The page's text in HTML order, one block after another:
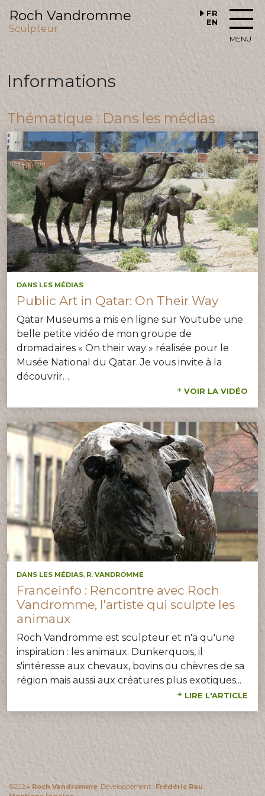
MENU
FR
EN
Roch Vandromme
Sculpteur
Informations
Thématique : Dans les médias
DANS LES MÉDIAS
Public Art in Qatar: On Their Way
Qatar Museums a mis en ligne sur Youtube une
belle petite vidéo de mon groupe de
dromadaires « On their way » réalisée pour le
Musée National du Qatar. Je vous invite à la
découvrir…
VOIR LA VIDÉO
DANS LES MÉDIAS, R. VANDROMME
Franceinfo : Rencontre avec Roch
Vandromme, l'artiste qui sculpte les
animaux
Roch Vandromme est sculpteur et n'a qu'une
inspiration : les animaux. Dunkerquois, il
s'intéresse aux chevaux, bovins ou chèvres de sa
région mais aussi aux créatures plus exotiques...
LIRE L'ARTICLE
©2024 Roch Vandromme. Développement : Frédéric Rau.